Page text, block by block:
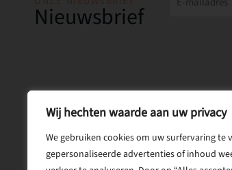
Wij hechten waarde aan uw privacy
We gebruiken cookies om uw surfervaring te
gepersonaliseerde advertenties of inhoud
Nieuwsbrief